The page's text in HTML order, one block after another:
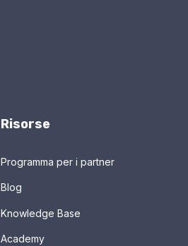
Risorse
Programma per i partner
Blog
Knowledge Base
Academy